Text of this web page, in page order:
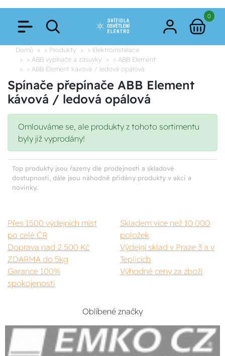
0
Domů > Produkty
> Elektroinstalace
> ABB vypínače a zásuvky
> ABB Element
> ABB Element kávová / ledová opálová
Spínače přepínače ABB Element
kávová / ledová opálová
Omlouváme se, ale produkty z tohoto sortimentu
byly již vyprodány!
Top produkty jsou řazeny dle prodejnosti a skladové
dostupnosti, dále jsou náhodně přidány produkty v akci a
novinky.
Přes 1500 výdejních míst
po celé ČR
Skladem více než 10 000
položek
Doprava nad 2.500 Kč
ZDARMA do 5kg
Výdejní sklad v Praze 3 a v
Teplicích
Garance 100%
spokojenosti
Výhodné ceny za zboží
Oblíbené značky